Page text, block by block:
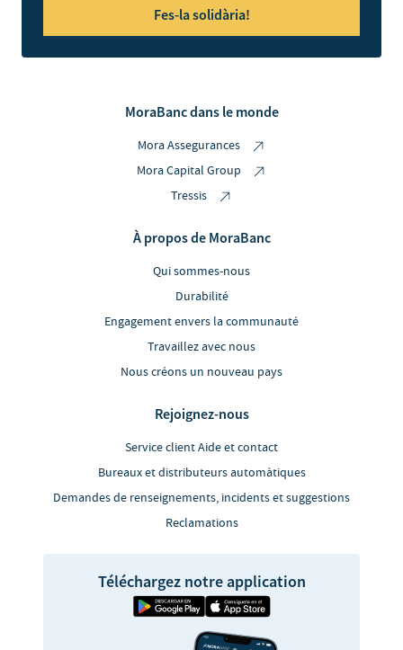
Fes-la solidària!
MoraBanc dans le monde
Mora Assegurances
Mora Capital Group
Tressis
À propos de MoraBanc
Qui sommes-nous
Durabilité
Engagement envers la communauté
Travaillez avec nous
Nous créons un nouveau pays
Rejoignez-nous
Service client Aide et contact
Bureaux et distributeurs automàtiques
Demandes de renseignements, incidents et suggestions
Reclamations
Téléchargez notre application